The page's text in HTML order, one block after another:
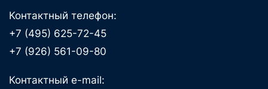
Контактный телефон:
+7 (495) 625-72-45
+7 (926) 561-09-80
Контактный e-mail: